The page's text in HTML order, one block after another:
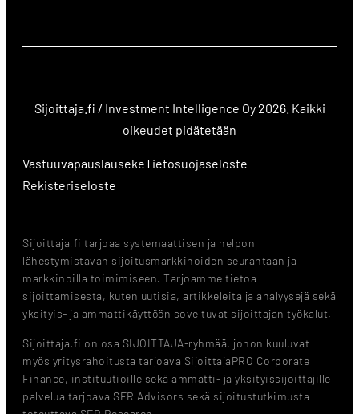
Sijoittaja.fi / Investment Intelligence Oy 2026. Kaikki
oikeudet pidätetään
VastuuvapauslausekeTietosuojaseloste
Rekisteriseloste
Sijoittaja.fi tarjoaa systemaattisen ja helpon
lähestymistavan sijoitusmarkkinoiden seurantaan ja
markkinoilla toimimiseen. Tarjoamme tietoa
sijoittamisesta, kuten uutisia, artikkeleita ja analyysejä sekä
yksityis- ja ammattikäyttöön soveltuvat sijoittajan työkalut.
Sijoittaja.fi on osa SIJOITTAJA-ryhmää, johon kuuluvat
myös yritysrahoitusta tarjoava SijoittajaPRO Corporate
Finance, instituutioille sekä ammatti- ja yksityissijoittajille
palvelua tarjoava SFR Advisors sekä sijoitustutkimusta